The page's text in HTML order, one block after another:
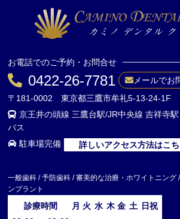
お電話でのご予約・お問合せ
0422-26-7781
メールでお
〒181-0002 東京都三鷹市牟礼5-13-24-1F
京王井の頭線 三鷹台駅/JR中央線 吉祥寺
バス
駐車場完備
詳しいアクセス方法はこ
一般歯科 / 予防歯科 / 審美的な治療・ホワイトニング
ンプラント
診療時間 月 火 水 木 金 土
日祝